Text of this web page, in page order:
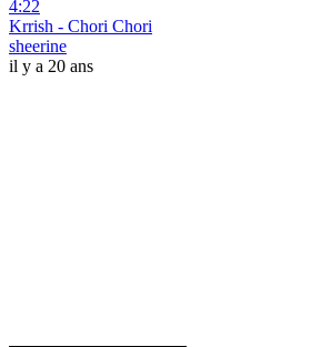
4:22
Krrish - Chori Chori
sheerine
il y a 20 ans